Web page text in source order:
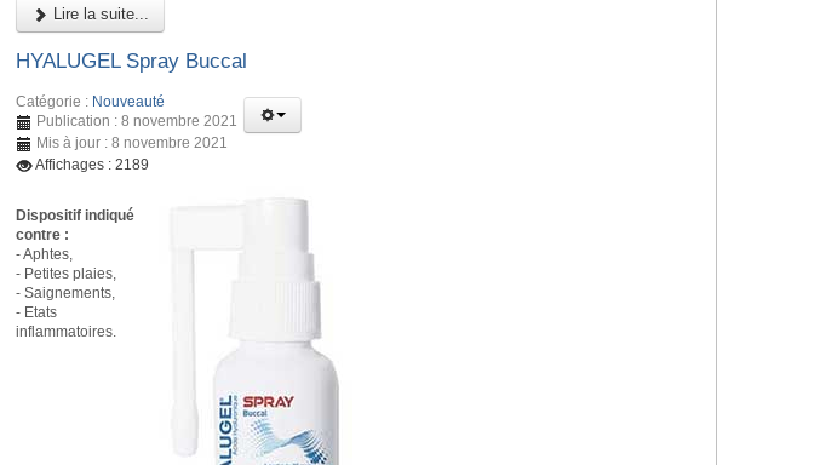
Lire la suite...
HYALUGEL Spray Buccal
Catégorie : Nouveauté
Publication : 8 novembre 2021
Mis à jour : 8 novembre 2021
Affichages : 2189
Dispositif indiqué
contre :
- Aphtes,
- Petites plaies,
- Saignements,
- Etats
inflammatoires.